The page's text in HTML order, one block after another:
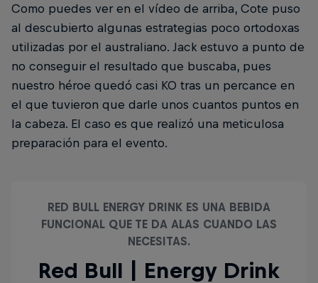
Como puedes ver en el vídeo de arriba, Cote puso
al descubierto algunas estrategias poco ortodoxas
utilizadas por el australiano. Jack estuvo a punto de
no conseguir el resultado que buscaba, pues
nuestro héroe quedó casi KO tras un percance en
el que tuvieron que darle unos cuantos puntos en
la cabeza. El caso es que realizó una meticulosa
preparación para el evento.
RED BULL ENERGY DRINK ES UNA BEBIDA
FUNCIONAL QUE TE DA ALAS CUANDO LAS
NECESITAS.
Red Bull | Energy Drink